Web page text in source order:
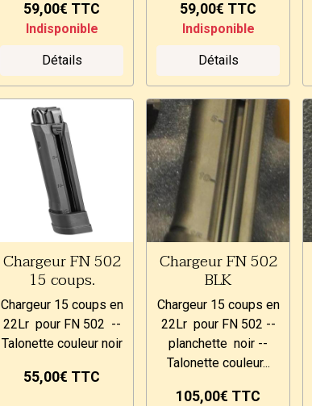
59,00€ TTC
Indisponible
Détails
59,00€ TTC
Indisponible
Détails
Chargeur FN 502
15 coups.
Chargeur 15 coups en
22Lr pour FN 502 --
Talonette couleur noir
55,00€ TTC
Chargeur FN 502
BLK
Chargeur 15 coups en
22Lr pour FN 502 --
planchette noir --
Talonette couleur...
105,00€ TTC